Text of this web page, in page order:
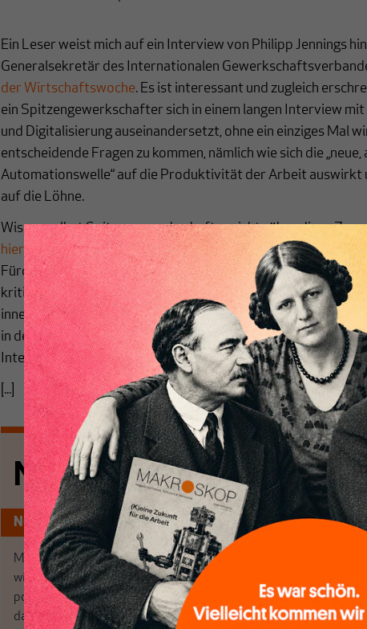
Ein Leser weist mich auf ein Interview von Philipp Jennings
Generalsekretär des Internationalen
der Wirtschaftswoche. Es ist interessant und zugleich
ein Spitzengewerkschafter sich in einem langen Interview
und Digitalisierung auseinandersetzt, ohne ein einziges Mal
entscheidende Fragen zu kommen, nämlich wie sich die
Automationswelle“ auf die Produktivität der Arbeit auswirkt
auf die Löhne.
Wissen selbst Spitzengewerkschafter nichts über diese
hiergerade in drei Teilen erläutert haben, oder wollen sie nicht
Fürchten sich selbst Spitzengewerkschafter davor, vom
kritisiert zu werden? Oder sind die intellektuellen
innerhalb der Gewerkschaften inzwischen so arm, dass die
in der Öffentlichkeit lieber herum schwafeln statt klar und
Interessen ihrer Mitglieder einzutreten? Wie es auch ist, es
[...]
Nichts schreibt sich von
Nur für Abonnenten
MAKROSKOP analysiert
wirtschaftspolitische Themen aus einer
postkeynesianischen Perspektive und ist
damit in Deutschland einzigartig.
Wir verlassen die
Filterblase, in der
haben. Wir öffnen
frische Luft in die